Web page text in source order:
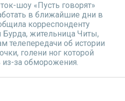
шоу «Пусть говорят»
в ближайшие дни в
корреспонденту
Бурда, жительница Читы,
телепередачи об истории
голени ног которой
за обморожения.